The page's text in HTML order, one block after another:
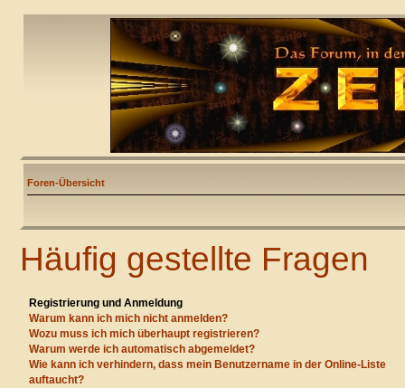
Foren-Übersicht
Häufig gestellte Fragen
Registrierung und Anmeldung
Warum kann ich mich nicht anmelden?
Wozu muss ich mich überhaupt registrieren?
Warum werde ich automatisch abgemeldet?
Wie kann ich verhindern, dass mein Benutzername in der Online-Liste
auftaucht?